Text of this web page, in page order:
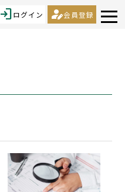
loginログイン person_edit会員登録